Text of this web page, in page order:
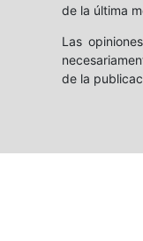
de la última
Las
de la